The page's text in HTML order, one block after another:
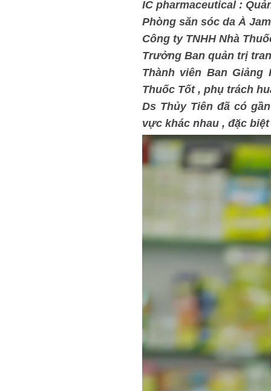
IC pharmaceutical :
Phòng săn sóc da À
Công ty TNHH Nhà
Trưởng Ban quản trị
Thành viên Ban
Thuốc Tốt , phụ trách
Ds Thủy Tiên đã có
vực khác nhau , đặc